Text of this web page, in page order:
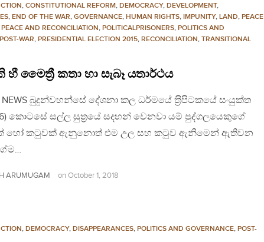
, CONSTITUTIONAL REFORM, DEMOCRACY, DEVELOPMENT,
, END OF THE WAR, GOVERNANCE, HUMAN RIGHTS, IMPUNITY, LAND, PEACE
PEACE AND RECONCILIATION, POLITICALPRISONERS, POLITICS AND
POST-WAR, PRESIDENTIAL ELECTION 2015, RECONCILIATION, TRANSITIONAL
මෛත්‍රී කතා හා සැබෑ යතාර්ථය
NEWS බුදුන්වහන්සේ දේශනා කල ධර්මයේ ත‍්‍රිපිටකයේ සංයුක්ත
කොටසේ සල්ල සුත‍්‍රයේ සදහන් වෙනවා යම් පුද්ගලයෙකුගේ
හෝ කටුවක් ඇනුනොත් එම උල සහ කටුව ඇනිමෙන් ඇතිවන
ARUMUGAM on October 1, 2018
, DEMOCRACY, DISAPPEARANCES, POLITICS AND GOVERNANCE, POST-